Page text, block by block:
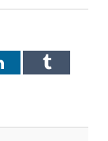
LinkedInTumblr